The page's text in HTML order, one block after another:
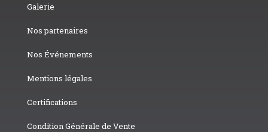
Galerie
Nos partenaires
Nos Événements
Mentions légales
Certifications
Condition Générale de Vente